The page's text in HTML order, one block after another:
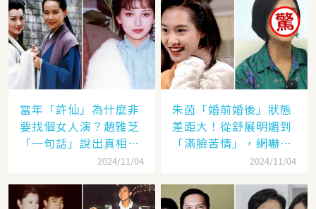
當年「許仙」為什麼非
要找個女人演？趙雅芝
「一句話」說出真相，
網友：葉童太厲害2024/11/04
朱茵「婚前婚後」狀態
差距大！從舒展明媚到
「滿臉苦情」，網嚇：
到底經歷了什麼眼里都
2024/11/04